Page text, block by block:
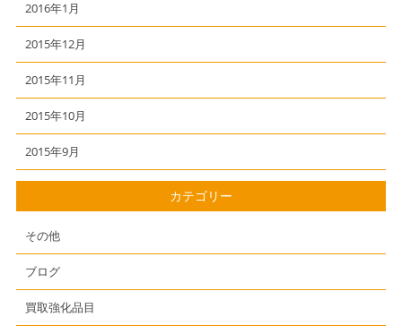
2016年1月
2015年12月
2015年11月
2015年10月
2015年9月
カテゴリー
その他
ブログ
買取強化品目